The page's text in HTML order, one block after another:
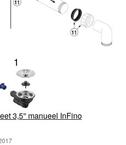
1
3,5'' manueel InFino